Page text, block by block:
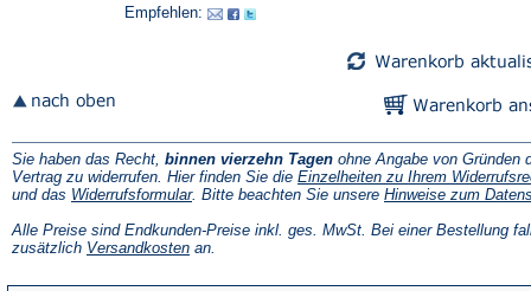
Empfehlen:
Sie haben das Recht, binnen vierzehn Tagen ohne Angabe von Gründen
Vertrag zu widerrufen. Hier finden Sie die Einzelheiten zu Ihrem
und das Widerrufsformular(Öffnet
einem
neuen
. Bitte beachten Sie unsere Hinweise zum
Alle Preise sind Endkunden-Preise inkl. ges. MwSt. Bei einer Bestellung
zusätzlich Versandkosten(Öffnet
an.